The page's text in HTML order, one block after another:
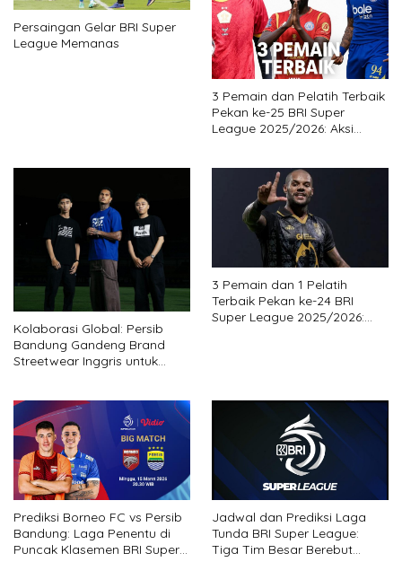
Persaingan Gelar BRI Super
League Memanas
3 Pemain dan Pelatih Terbaik
Pekan ke-25 BRI Super
League 2025/2026: Aksi
Kolaborasi Global: Persib
Bandung Gandeng Brand
Streetwear Inggris untuk
3 Pemain dan 1 Pelatih
Terbaik Pekan ke-24 BRI
Super League 2025/2026:
Prediksi Borneo FC vs Persib
Bandung: Laga Penentu di
Puncak Klasemen BRI Super
Jadwal dan Prediksi Laga
Tunda BRI Super League:
Tiga Tim Besar Berebut